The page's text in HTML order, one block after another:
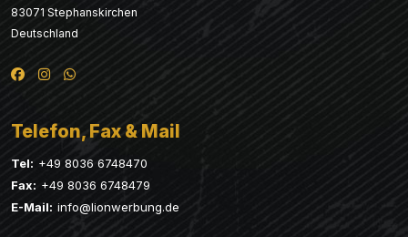
83071 Stephanskirchen
Deutschland
Telefon, Fax & Mail
Tel: +49 8036 6748470
Fax: +49 8036 6748479
E-Mail: info@lionwerbung.de